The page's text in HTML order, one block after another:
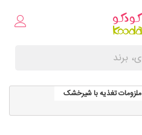
ملزومات تغذیه با شیرخشک